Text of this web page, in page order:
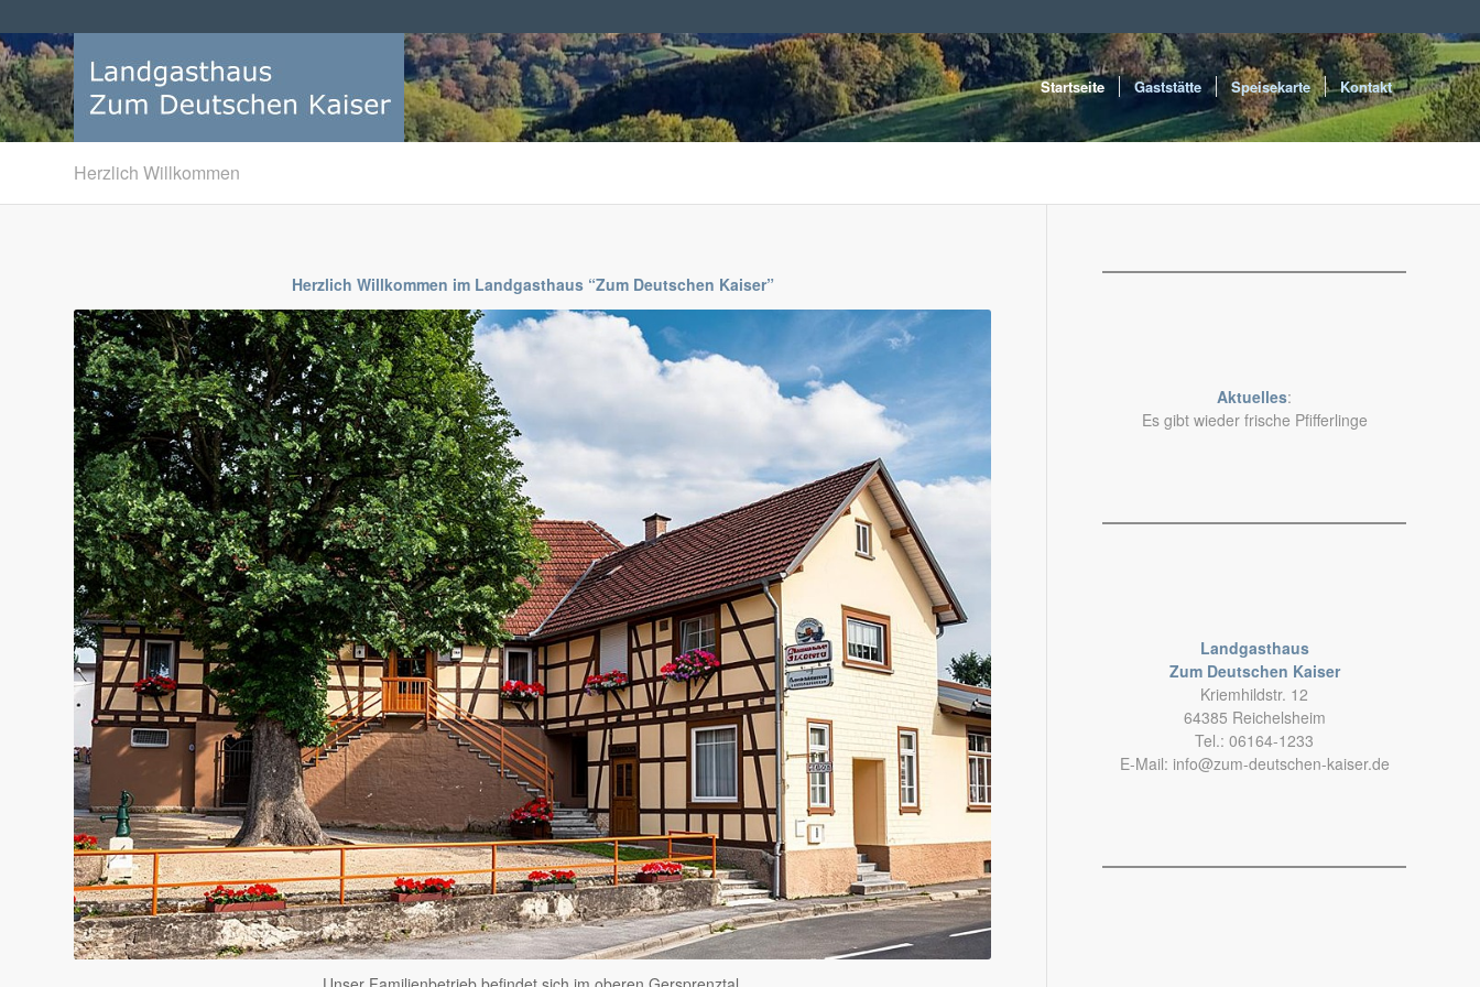
Startseite Gaststätte Speisekarte Kontakt
Herzlich Willkommen
Herzlich Willkommen im Landgasthaus “Zum Deutschen Kaiser”
Aktuelles:
Es gibt wieder frische Pfifferlinge
Landgasthaus
Zum Deutschen Kaiser
Kriemhildstr. 12
64385 Reichelsheim
Tel.: 06164-1233
E-Mail: info@zum-deutschen-kaiser.de